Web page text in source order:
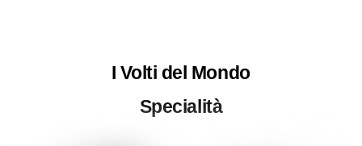
I Volti del Mondo
Specialità